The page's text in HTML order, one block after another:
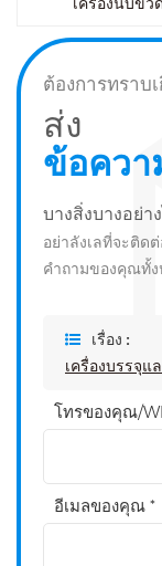
ต้องการทรา
ส่ง
ข้อควา
บางสิ่งบางอย่า
อย่าลังเลที่จะติด
คำถามของคุณทั้
เรื่อง :
เครื่องบรรจุ
โทรของคุณ/
อีเมลของคุณ *